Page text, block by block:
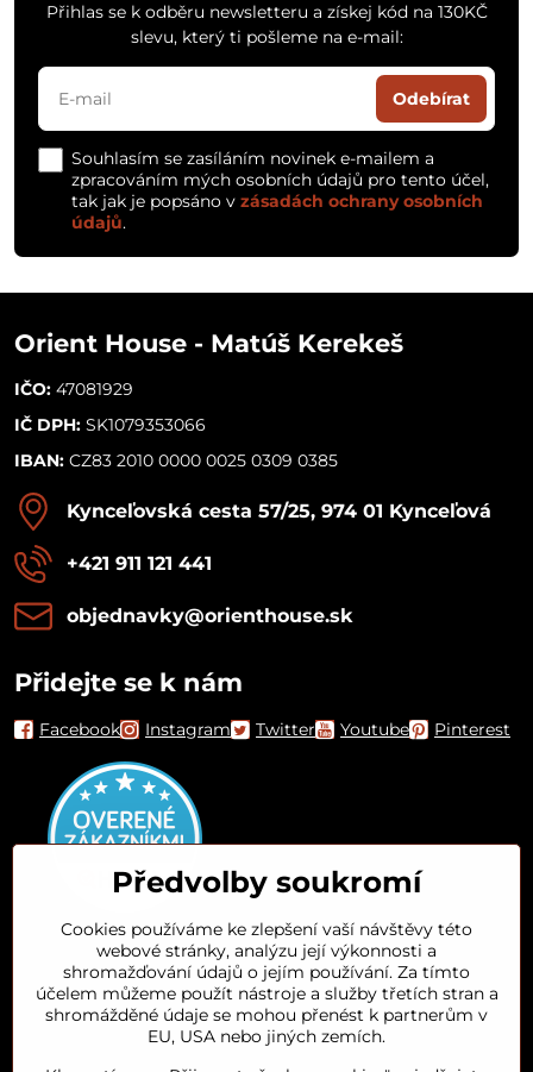
Přihlas se k odběru newsletteru a získej kód na 130KČ
slevu, který ti pošleme na e-mail:
Odebírat
Souhlasím se zasíláním novinek e-mailem a
zpracováním mých osobních údajů pro tento účel,
tak jak je popsáno v zásadách ochrany osobních
údajů.
Orient House - Matúš Kerekeš
IČO: 47081929
IČ DPH: SK1079353066
IBAN: CZ83 2010 0000 0025 0309 0385
Kynceľovská cesta 57/25, 974 01 Kynceľová
+421 911 121 441
objednavky​@orienthouse​.sk
Přidejte se k nám
Facebook Instagram Twitter Youtube Pinterest
Orient House
Arganový olej
Předvolby soukromí
Cookies používáme ke zlepšení vaší návštěvy této
webové stránky, analýzu její výkonnosti a
shromažďování údajů o jejím používání. Za tímto
účelem můžeme použít nástroje a služby třetích stran a
shromážděné údaje se mohou přenést k partnerům v
EU, USA nebo jiných zemích.